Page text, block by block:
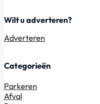
Wilt u adverteren?
Adverteren
Categorieën
Parkeren
Afval